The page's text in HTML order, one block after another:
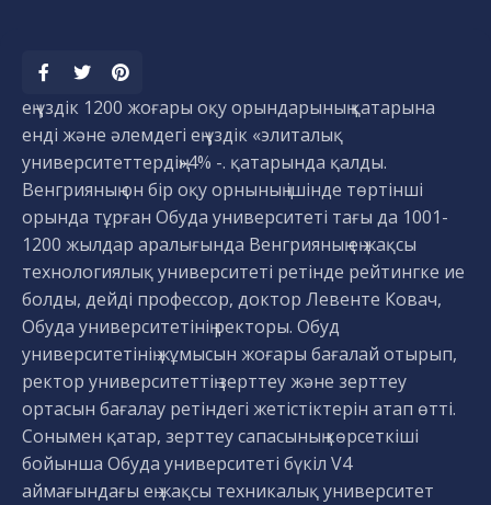
ең үздік 1200 жоғары оқу орындарының қатарына
енді және әлемдегі ең үздік «элиталық
университеттердің»4% -. қатарында қалды.
Венгрияның он бір оқу орнының ішінде төртінші
орында тұрған Обуда университеті тағы да 1001-
1200 жылдар аралығында Венгрияның ең жақсы
технологиялық университеті ретінде рейтингке ие
болды, дейді профессор, доктор Левенте Ковач,
Обуда университетінің ректоры. Обуд
университетінің жұмысын жоғары бағалай отырып,
ректор университеттің зерттеу және зерттеу
ортасын бағалау ретіндегі жетістіктерін атап өтті.
Сонымен қатар, зерттеу сапасының көрсеткіші
бойынша Обуда университеті бүкіл V4
аймағындағы ең жақсы техникалық университет